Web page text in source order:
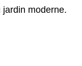
moderne.